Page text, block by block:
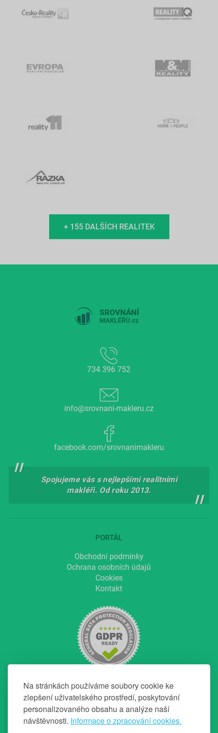
Na stránkách používáme soubory cookie ke
zlepšení uživatelského prostředí, poskytování
personalizovaného obsahu a analýze naší
návštěvnosti. Informace o zpracování cookies.
+ 155 DALŠÍCH REALITEK
734 396 752
info@srovnani-makleru.cz
facebook.com/srovnanimakleru
Spojujeme vás s nejlepšími realitními
makléři. Od roku 2013.
PORTÁL
Obchodní podmínky
Ochrana osobních údajů
Cookies
Kontakt
NAVIGACE